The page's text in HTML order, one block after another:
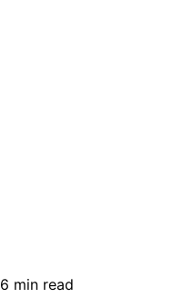
6 min read